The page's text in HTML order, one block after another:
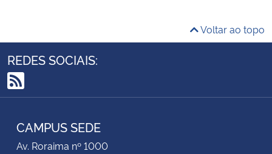
Voltar ao topo
REDES SOCIAIS:
RSS
CAMPUS SEDE
Av. Roraima nº 1000